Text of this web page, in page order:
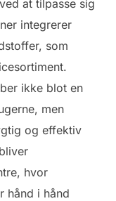
at tilpasse sig
integrerer
som
ikke blot en
men
og effektiv
hvor
hånd i hånd